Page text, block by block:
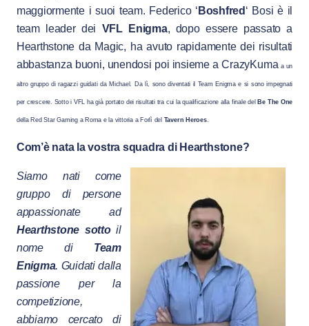
maggiormente i suoi team. Federico ‘ Boshfred ‘ Bosi è il
team leader dei VFL Enigma, dopo essere passato a
Hearthstone da Magic, ha avuto rapidamente dei risultati
abbastanza buoni, unendosi poi insieme a CrazyKumaa un
altro gruppo di ragazzi guidati da Michael. Da lì, sono diventati il Team Enigma e si sono impegnati
per crescere. Sotto i VFL ha già portato dei risultati tra cui la qualificazione alla finale del Be The One
della Red Star Gaming a Roma e la vittoria a Forlì del Tavern Heroes.
Com’è nata la vostra squadra di Hearthstone?
Siamo nati come
gruppo di persone
appassionate ad
Hearthstone sottoil
nome di Team
Enigma. Guidati dalla
passione per la
competizione,
abbiamo cercato di